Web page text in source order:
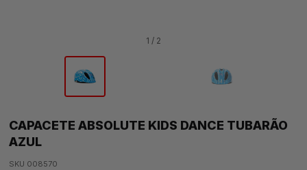
1 / 2
CAPACETE ABSOLUTE KIDS DANCE TUBARÃO
AZUL
SKU 008570